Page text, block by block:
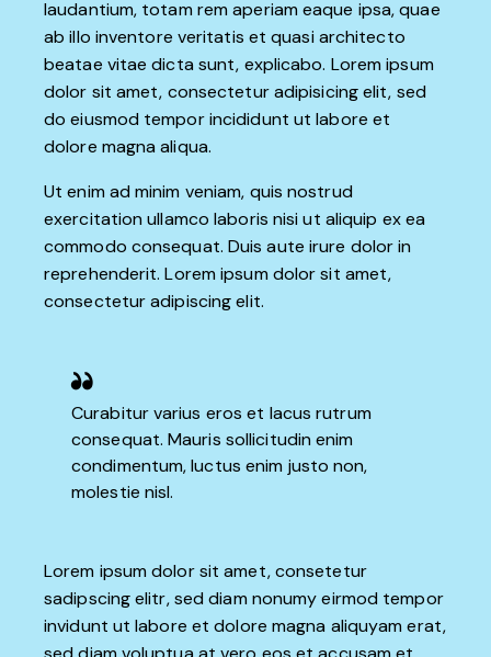
laudantium, totam rem aperiam eaque ipsa, quae
ab illo inventore veritatis et quasi architecto
beatae vitae dicta sunt, explicabo. Lorem ipsum
dolor sit amet, consectetur adipisicing elit, sed
do eiusmod tempor incididunt ut labore et
dolore magna aliqua.
Ut enim ad minim veniam, quis nostrud
exercitation ullamco laboris nisi ut aliquip ex ea
commodo consequat. Duis aute irure dolor in
reprehenderit. Lorem ipsum dolor sit amet,
consectetur adipiscing elit.
Curabitur varius eros et lacus rutrum
consequat. Mauris sollicitudin enim
condimentum, luctus enim justo non,
molestie nisl.
Lorem ipsum dolor sit amet, consetetur
sadipscing elitr, sed diam nonumy eirmod tempor
invidunt ut labore et dolore magna aliquyam erat,